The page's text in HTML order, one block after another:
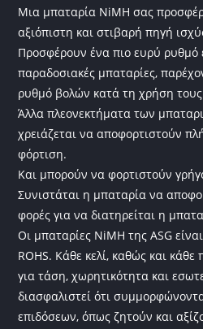
Μια μπαταρία NiMH σας
αξιόπιστη και στιβαρή πηγή
Προσφέρουν ένα πιο ευρύ ρυθμό
παραδοσιακές μπαταρίες,
ρυθμό βολών κατά τη χρήση
Άλλα πλεονεκτήματα των
χρειάζεται να αποφορτιστούν
φόρτιση.
Και μπορούν να φορτιστούν
Συνιστάται η μπαταρία να
φορές για να διατηρείται η
Οι μπαταρίες NiMH της ASG
ROHS. Κάθε κελί, καθώς και κάθε
για τάση, χωρητικότητα και
διασφαλιστεί ότι
επιδόσεων, όπως ζητούν και